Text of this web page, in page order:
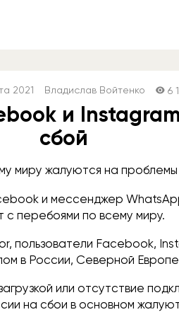
2021 Владислав Войтенко 6
и
сбой
миру жалуются на
и мессенджер
перебоями по всему миру.
пользователи Facebook,
в России, Северной
или отсутствие
на сбои в основном